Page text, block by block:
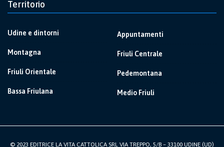
Territorio
Udine e dintorni
Montagna
Friuli Orientale
Bassa Friulana
Appuntamenti
Friuli Centrale
Pedemontana
Medio Friuli
© 2023 EDITRICE LA VITA CATTOLICA SRL VIA TREPPO, 5/B – 33100 UDINE (UD)